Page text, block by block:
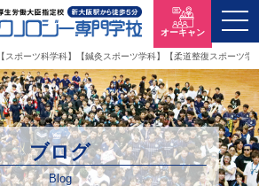
【スポーツ科学科】【鍼灸スポーツ学科】【柔道整復スポーツ
オーキャン
ブログ
Blog